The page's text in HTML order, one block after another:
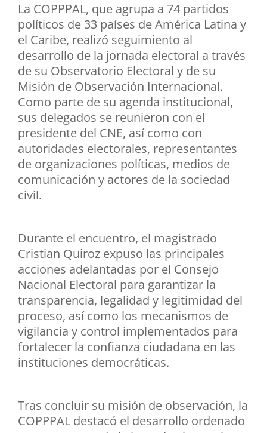
La COPPPAL, que agrupa a 74 partidos
políticos de 33 países de América Latina y
el Caribe, realizó seguimiento al
desarrollo de la jornada electoral a través
de su Observatorio Electoral y de su
Misión de Observación Internacional.
Como parte de su agenda institucional,
sus delegados se reunieron con el
presidente del CNE, así como con
autoridades electorales, representantes
de organizaciones políticas, medios de
comunicación y actores de la sociedad
civil.
Durante el encuentro, el magistrado
Cristian Quiroz expuso las principales
acciones adelantadas por el Consejo
Nacional Electoral para garantizar la
transparencia, legalidad y legitimidad del
proceso, así como los mecanismos de
vigilancia y control implementados para
fortalecer la confianza ciudadana en las
instituciones democráticas.
Tras concluir su misión de observación, la
COPPPAL destacó el desarrollo ordenado